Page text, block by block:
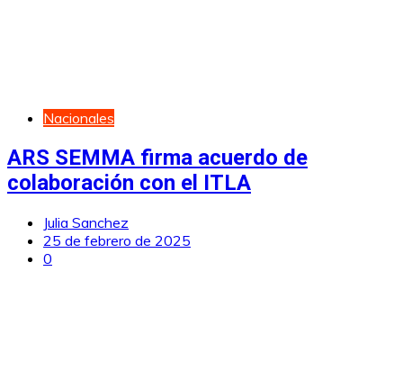
Nacionales
ARS SEMMA firma acuerdo de
colaboración con el ITLA
Julia Sanchez
25 de febrero de 2025
0